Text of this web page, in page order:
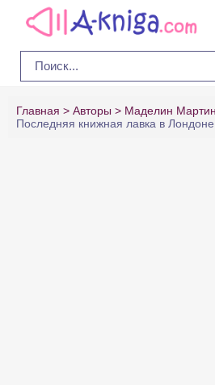
Главная Авторы
Маделин Мартин
Последняя книжная лавка в Лондоне